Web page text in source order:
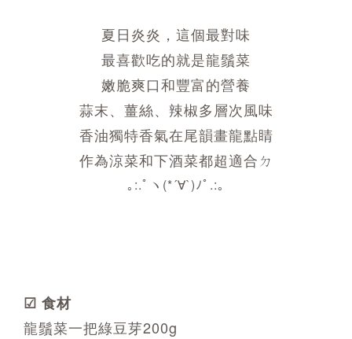
夏日炎炎，這個最對味
最喜歡吃的就是龍鬚菜
嫩脆爽口和豐富的營養
蒜末、薑絲、辣椒多層次風味
香油獨特香氣在尾韻畫龍點睛
作為涼菜和下酒菜都超適合ㄉ
｡:.ﾟヽ(*´∀`)ﾉﾟ.:｡
☑ 食材
龍鬚菜一把綠豆芽200g